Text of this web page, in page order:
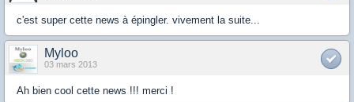
c'est super cette news à épingler. vivement la suite...
Myloo
03 mars 2013
Ah bien cool cette news !!! merci !